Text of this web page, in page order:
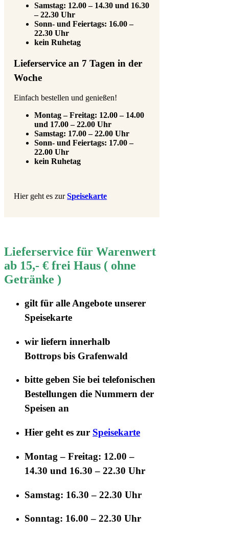
Samstag: 12.00 – 14.30 und 16.30
– 22.30 Uhr
Sonn- und Feiertags: 16.00 –
22.30 Uhr
kein Ruhetag
Lieferservice an 7 Tagen in der
Woche
Einfach bestellen und genießen!
Montag – Freitag: 12.00 – 14.00
und 17.00 – 22.00 Uhr
Samstag: 17.00 – 22.00 Uhr
Sonn- und Feiertags: 17.00 –
22.00 Uhr
kein Ruhetag
Hier geht es zurSpeisekarte
Lieferservice für Warenwert
ab 15,- € frei Haus ( ohne
Getränke )
gilt für alle Angebote unserer
Speisekarte
wir liefern innerhalb
Bottrops bis Grafenwald
bitte geben Sie bei telefonischen
Bestellungen die Nummern der
Speisen an
Hier geht es zur Speisekarte
Montag – Freitag: 12.00 –
14.30 und 16.30 – 22.30 Uhr
Samstag: 16.30 – 22.30 Uhr
Sonntag: 16.00 – 22.30 Uhr